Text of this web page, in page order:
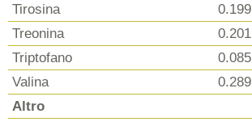
Tirosina
0.199
Treonina
0.201
Triptofano
0.085
Valina
0.289
Altro